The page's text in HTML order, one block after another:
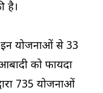
है।
योजनाओं से 33
को फायदा
735 योजनाओं